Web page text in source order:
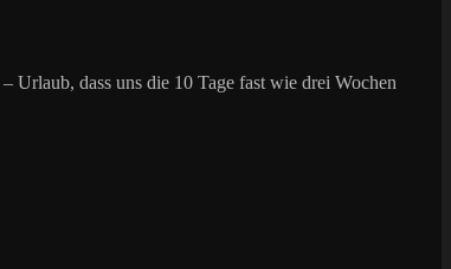
Urlaub, dass uns die 10 Tage fast wie drei Wochen